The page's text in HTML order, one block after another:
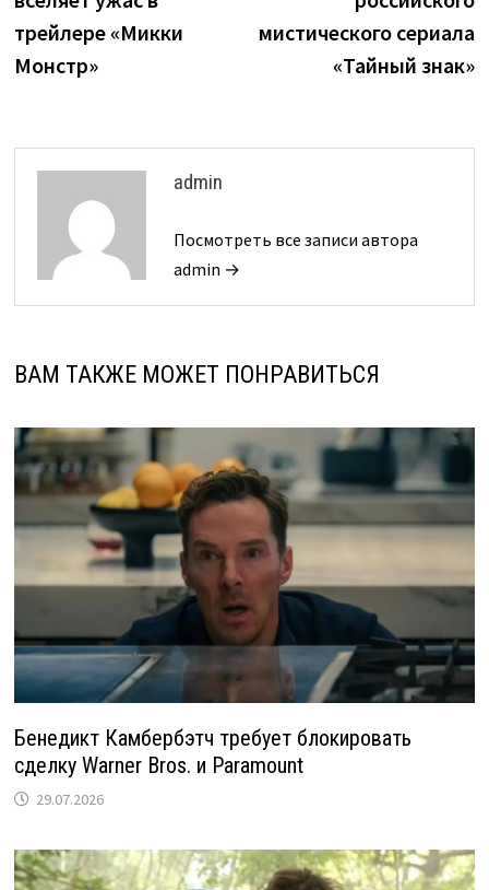
записям
трейлере «Микки
Монстр»
мистического сериала
«Тайный знак»
admin
Посмотреть все записи автора
admin →
ВАМ ТАКЖЕ МОЖЕТ ПОНРАВИТЬСЯ
Бенедикт Камбербэтч требует блокировать
сделку Warner Bros. и Paramount
29.07.2026